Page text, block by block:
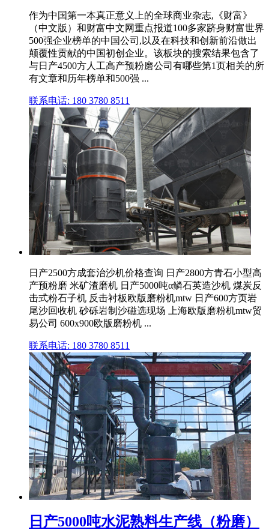
作为中国第一本真正意义上的全球商业杂志,《财富》
（中文版）和财富中文网重点报道100多家跻身财富世界
500强企业榜单的中国公司,以及在科技和创新前沿做出
颠覆性贡献的中国初创企业。该板块的搜索结果包含了
与日产4500方人工高产预粉磨公司有哪些第1页相关的所
有文章和历年榜单和500强 ...
联系电话: 180 3780 8511
日产2500方成套治沙机价格查询 日产2800方青石小型高
产预粉磨 米矿渣磨机 日产5000吨α鳞石英造沙机 煤炭反
击式粉石子机 反击衬板欧版磨粉机mtw 日产600方页岩
尾沙回收机 砂砾岩制沙磁选现场 上海欧版磨粉机mtw贸
易公司 600x900欧版磨粉机 ...
联系电话: 180 3780 8511
日产5000吨水泥熟料生产线（粉磨）